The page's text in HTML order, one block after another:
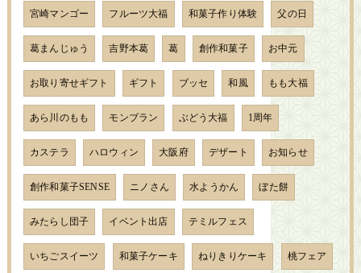
宮崎マンゴー フルーツ大福 和菓子作り体験 父の日
葛まんじゅう 吉野本葛 葛 創作和菓子 お中元
お取り寄せギフト ギフト ブッセ 和風 もも大福
あら川のもも モンブラン ぶどう大福 1周年
カステラ ハロウィン 大阪府 デザート お知らせ
創作和菓子SENSE ニノさん 水ようかん ぼた餅
みたらし団子 イベント出店 テミルフェス
いちごスイーツ 和菓子ケーキ ねりきりケーキ 桃フェア